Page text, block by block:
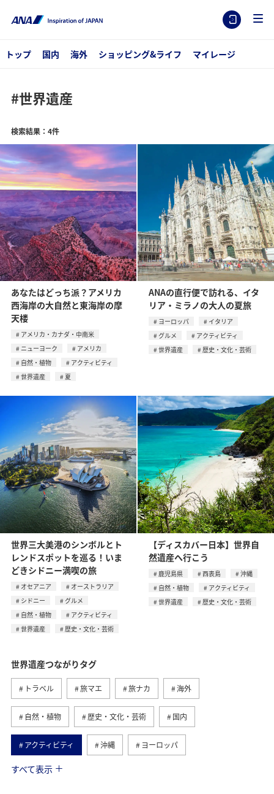
トップ 国内 海外 ショッピング&ライフ マイレージ
#世界遺産
検索結果：4件
あなたはどっち派？アメリカ
西海岸の大自然と東海岸の摩
天楼
アメリカ・カナダ・中南米
ニューヨーク
アメリカ
自然・植物
アクティビティ
世界遺産
夏
ANAの直行便で訪れる、イタ
リア・ミラノの大人の夏旅
ヨーロッパ
イタリア
グルメ
アクティビティ
世界遺産
歴史・文化・芸術
世界三大美港のシンボルとト
レンドスポットを巡る！いま
どきシドニー満喫の旅
オセアニア
オーストラリア
シドニー
グルメ
自然・植物
アクティビティ
世界遺産
歴史・文化・芸術
【ディスカバー日本】世界自
然遺産へ行こう
鹿児島県 西表島
沖縄
自然・植物
アクティビティ
世界遺産
歴史・文化・芸術
世界遺産つながりタグ
トラベル 旅マエ 旅ナカ 海外
自然・植物 歴史・文化・芸術 国内
アクティビティ 沖縄 ヨーロッパ
趣味
すべて表示